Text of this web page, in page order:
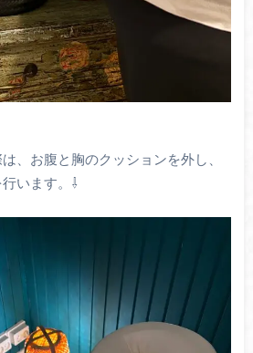
、お腹と胸のクッションを外し、
います。⇩